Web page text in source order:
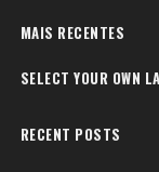
MAIS RECENTES
SELECT YOUR OWN
RECENT POSTS